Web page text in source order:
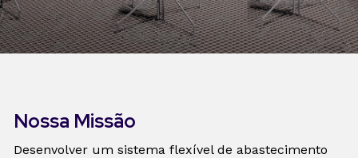
Nossa Missão
Desenvolver um sistema flexível de abastecimento